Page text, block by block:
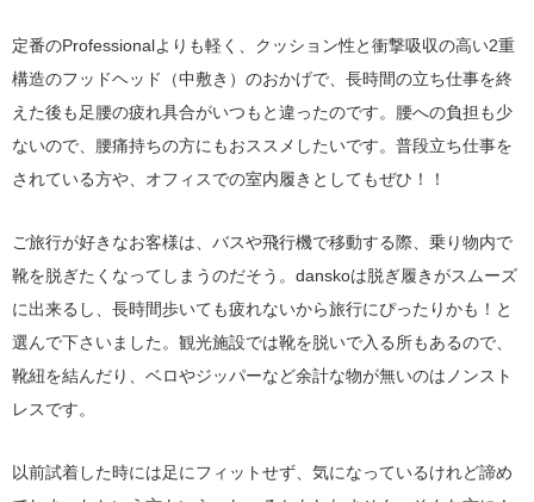
定番のProfessionalよりも軽く、クッション性と衝撃吸収の高い2重
構造のフッドヘッド（中敷き）のおかげで、長時間の立ち仕事を終
えた後も足腰の疲れ具合がいつもと違ったのです。腰への負担も少
ないので、腰痛持ちの方にもおススメしたいです。普段立ち仕事を
されている方や、オフィスでの室内履きとしてもぜひ！！
ご旅行が好きなお客様は、バスや飛行機で移動する際、乗り物内で
靴を脱ぎたくなってしまうのだそう。danskoは脱ぎ履きがスムーズ
に出来るし、長時間歩いても疲れないから旅行にぴったりかも！と
選んで下さいました。観光施設では靴を脱いで入る所もあるので、
靴紐を結んだり、ベロやジッパーなど余計な物が無いのはノンスト
レスです。
以前試着した時には足にフィットせず、気になっているけれど諦め